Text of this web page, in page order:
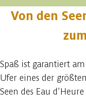
Von den
Spaß ist garantiert
Ufer eines der
Seen des Eau